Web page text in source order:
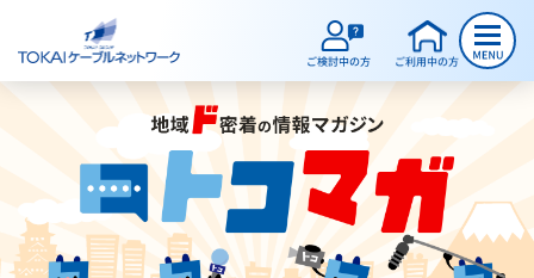
ご検討中のお客様
ご利用中のお客様